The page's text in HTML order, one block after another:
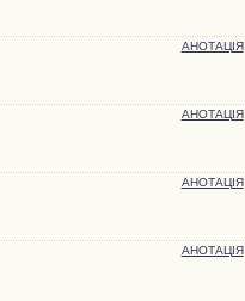
АНОТАЦІЯ
АНОТАЦІЯ
АНОТАЦІЯ
АНОТАЦІЯ